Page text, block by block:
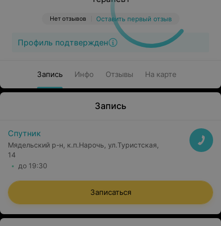
Нет отзывов Оставить первый отзыв
Профиль подтвержден
Запись Инфо Отзывы На карте
Запись
Спутник
Мядельский р-н, к.п.Нарочь, ул.Туристская,
14
до 19:30
Записаться